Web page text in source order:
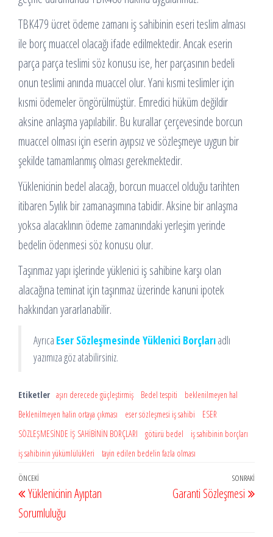
TBK479 ücret ödeme zamanı iş sahibinin eseri teslim alması
ile borç muaccel olacağı ifade edilmektedir. Ancak eserin
parça parça teslimi söz konusu ise, her parçasının bedeli
onun teslimi anında muaccel olur. Yani kısmi teslimler için
kısmi ödemeler öngörülmüştür. Emredici hüküm değildir
aksine anlaşma yapılabilir. Bu kurallar çerçevesinde borcun
muaccel olması için eserin ayıpsız ve sözleşmeye uygun bir
şekilde tamamlanmış olması gerekmektedir.
Yüklenicinin bedel alacağı, borcun muaccel olduğu tarihten
itibaren 5yılık bir zamanaşımına tabidir. Aksine bir anlaşma
yoksa alacaklının ödeme zamanındaki yerleşim yerinde
bedelin ödenmesi söz konusu olur.
Taşınmaz yapı işlerinde yüklenici iş sahibine karşı olan
alacağına teminat için taşınmaz üzerinde kanuni ipotek
hakkından yararlanabilir.
Ayrıca Eser Sözleşmesinde Yüklenici Borçlarıadlı
yazımıza göz atabilirsiniz.
Etiketler aşırı derecede güçleştirmiş Bedel tespiti
beklenilmeyen hal
Beklenilmeyen halin ortaya çıkması
eser sözleşmesi iş sahibi
ESER
SÖZLEŞMESİNDE İŞ SAHİBİNİN BORÇLARI
götürü bedel
iş sahibinin borçları
iş sahibinin yükümlülükleri
tayin edilen bedelin fazla olması
Yazı
gezinmesi
Önceki
Yazı
ÖNCEKI
Yüklenicinin Ayıptan
Sorumluluğu
Yazı
SONRAKI
Garanti Sözleşmesi